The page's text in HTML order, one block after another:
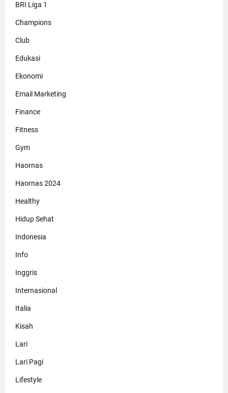
BRI Liga 1
Champions
Club
Edukasi
Ekonomi
Email Marketing
Finance
Fitness
Gym
Haornas
Haornas 2024
Healthy
Hidup Sehat
Indonesia
Info
Inggris
Internasional
Italia
Kisah
Lari
Lari Pagi
Lifestyle